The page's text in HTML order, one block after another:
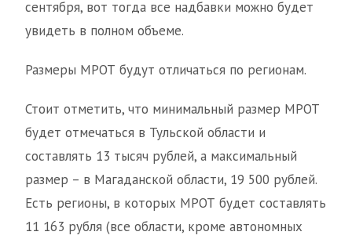
сентября, вот тогда все надбавки можно будет
увидеть в полном объеме.
Размеры МРОТ будут отличаться по регионам.
Стоит отметить, что минимальный размер МРОТ
будет отмечаться в Тульской области и
составлять 13 тысяч рублей, а максимальный
размер – в Магаданской области, 19 500 рублей.
Есть регионы, в которых МРОТ будет составлять
11 163 рубля (все области, кроме автономных